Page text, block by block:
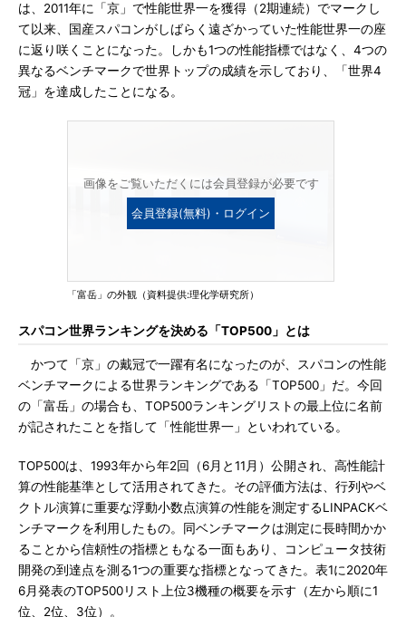
は、2011年に「京」で性能世界一を獲得（2期連続）でマークし
て以来、国産スパコンがしばらく遠ざかっていた性能世界一の座
に返り咲くことになった。しかも1つの性能指標ではなく、4つの
異なるベンチマークで世界トップの成績を示しており、「世界4
冠」を達成したことになる。
画像をご覧いただくには会員登録が必要です
会員登録(無料)・ログイン
「富岳」の外観（資料提供:理化学研究所）
スパコン世界ランキングを決める「TOP500」とは
かつて「京」の戴冠で一躍有名になったのが、スパコンの性能
ベンチマークによる世界ランキングである「TOP500」だ。今回
の「富岳」の場合も、TOP500ランキングリストの最上位に名前
が記されたことを指して「性能世界一」といわれている。
TOP500は、1993年から年2回（6月と11月）公開され、高性能計
算の性能基準として活用されてきた。その評価方法は、行列やベ
クトル演算に重要な浮動小数点演算の性能を測定するLINPACKベ
ンチマークを利用したもの。同ベンチマークは測定に長時間かか
ることから信頼性の指標ともなる一面もあり、コンピュータ技術
開発の到達点を測る1つの重要な指標となってきた。表1に2020年
6月発表のTOP500リスト上位3機種の概要を示す（左から順に1
位、2位、3位）。